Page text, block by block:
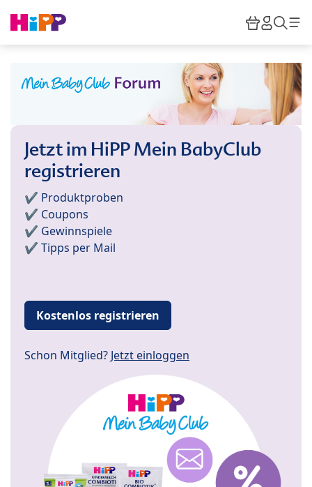
HiPP
Jetzt im HiPP Mein BabyClub
registrieren
✔️ Produktproben
✔️ Coupons
✔️ Gewinnspiele
✔️ Tipps per Mail
Kostenlos registrieren
Schon Mitglied? Jetzt einloggen